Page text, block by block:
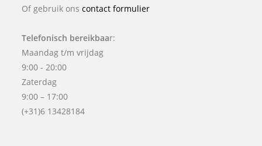
Of gebruik onscontact formulier
Telefonisch bereikbaar:
Maandag t/m vrijdag
9:00 - 20:00
Zaterdag
9:00 – 17:00
(+31)6 13428184